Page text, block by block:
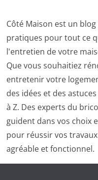
Côté Maison est un
pratiques pour tout ce
l'entretien de votre
Que vous souhaitiez
entretenir votre
des idées et des
à Z. Des experts du
guident dans vos choix
pour réussir vos
agréable et fonctionnel.